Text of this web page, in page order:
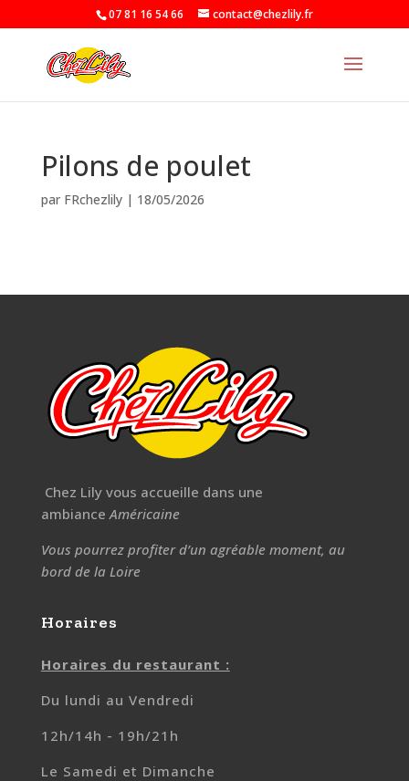
07 81 16 54 66 contact@chezlily.fr
Pilons de poulet
par FRchezlily| 18/05/2026
Chez Lily vous accueille dans une
ambianceAméricaine
Vous pourrez profiter d’un agréable moment, au
bord de la Loire
Horaires
Horaires du restaurant :
Du lundi au Vendredi
12h/14h - 19h/21h
Le Samedi et Dimanche